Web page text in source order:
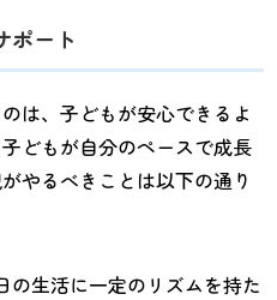
ポート
は、子どもが安心できるよ
どもが自分のペースで成長
やるべきことは以下の通り
の生活に一定のリズムを持た